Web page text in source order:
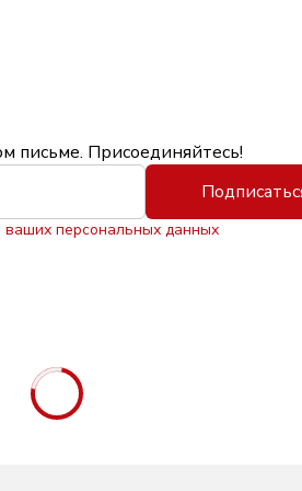
письме. Присоединяйтесь!
ваших персональных данных